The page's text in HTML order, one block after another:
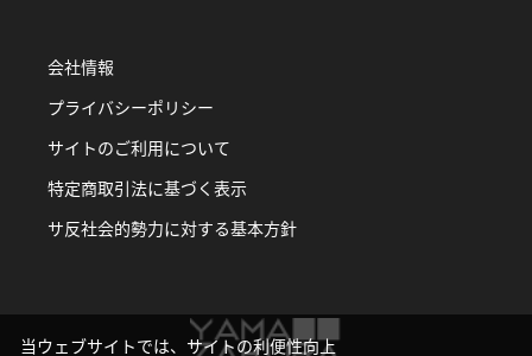
会社情報
プライバシーポリシー
サイトのご利用について
特定商取引法に基づく表示
サ反社会的勢力に対する基本方針
当ウェブサイトでは、サイトの利便性向上